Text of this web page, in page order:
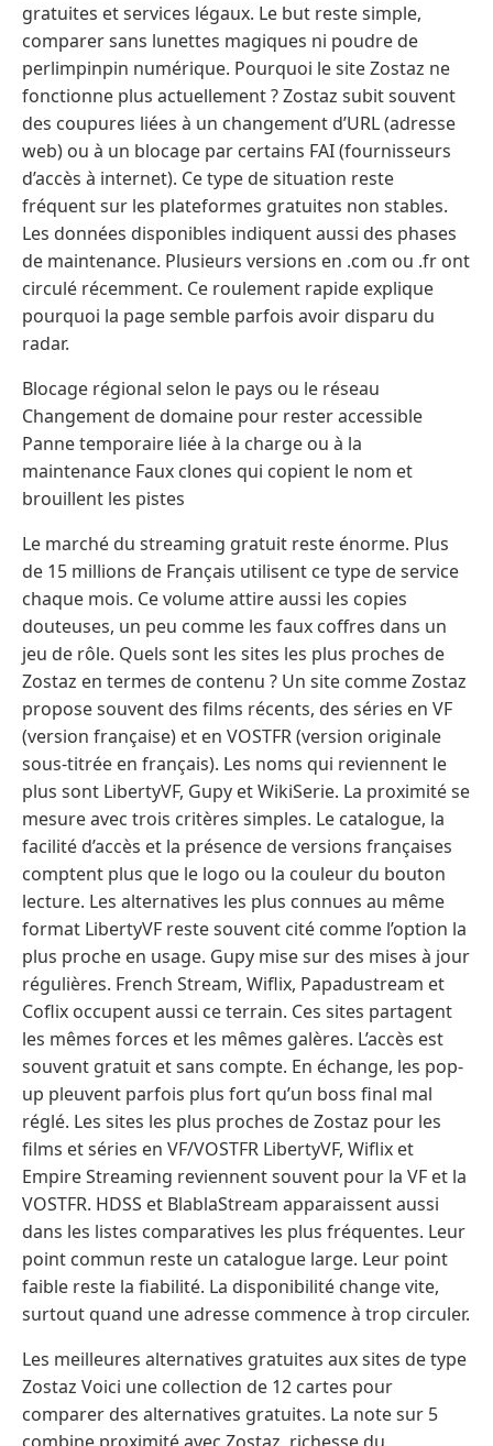
gratuites et services légaux. Le but reste simple,
comparer sans lunettes magiques ni poudre de
perlimpinpin numérique. Pourquoi le site Zostaz ne
fonctionne plus actuellement ? Zostaz subit souvent
des coupures liées à un changement d’URL (adresse
web) ou à un blocage par certains FAI (fournisseurs
d’accès à internet). Ce type de situation reste
fréquent sur les plateformes gratuites non stables.
Les données disponibles indiquent aussi des phases
de maintenance. Plusieurs versions en .com ou .fr ont
circulé récemment. Ce roulement rapide explique
pourquoi la page semble parfois avoir disparu du
radar.
Blocage régional selon le pays ou le réseau
Changement de domaine pour rester accessible
Panne temporaire liée à la charge ou à la
maintenance Faux clones qui copient le nom et
brouillent les pistes
Le marché du streaming gratuit reste énorme. Plus
de 15 millions de Français utilisent ce type de service
chaque mois. Ce volume attire aussi les copies
douteuses, un peu comme les faux coffres dans un
jeu de rôle. Quels sont les sites les plus proches de
Zostaz en termes de contenu ? Un site comme Zostaz
propose souvent des films récents, des séries en VF
(version française) et en VOSTFR (version originale
sous-titrée en français). Les noms qui reviennent le
plus sont LibertyVF, Gupy et WikiSerie. La proximité se
mesure avec trois critères simples. Le catalogue, la
facilité d’accès et la présence de versions françaises
comptent plus que le logo ou la couleur du bouton
lecture. Les alternatives les plus connues au même
format LibertyVF reste souvent cité comme l’option la
plus proche en usage. Gupy mise sur des mises à jour
régulières. French Stream, Wiflix, Papadustream et
Coflix occupent aussi ce terrain. Ces sites partagent
les mêmes forces et les mêmes galères. L’accès est
souvent gratuit et sans compte. En échange, les pop-
up pleuvent parfois plus fort qu’un boss final mal
réglé. Les sites les plus proches de Zostaz pour les
films et séries en VF/VOSTFR LibertyVF, Wiflix et
Empire Streaming reviennent souvent pour la VF et la
VOSTFR. HDSS et BlablaStream apparaissent aussi
dans les listes comparatives les plus fréquentes. Leur
point commun reste un catalogue large. Leur point
faible reste la fiabilité. La disponibilité change vite,
surtout quand une adresse commence à trop circuler.
Les meilleures alternatives gratuites aux sites de type
Zostaz Voici une collection de 12 cartes pour
comparer des alternatives gratuites. La note sur 5